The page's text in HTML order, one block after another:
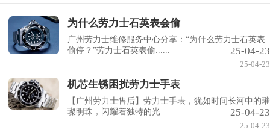
为什么劳力士石英表会偷
广州劳力士维修服务中心分享：“为什么劳力士石英表
偷停？”劳力士石英表偷......
25-04-23
25-04-23
机芯生锈困扰劳力士手表
【广州劳力士售后】劳力士手表，犹如时间长河中的璀
璨明珠，闪耀着独特的光......
25-04-23
25-04-23